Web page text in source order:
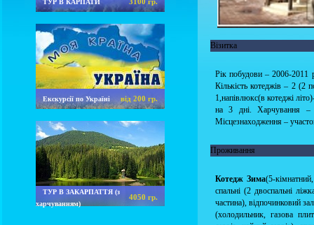
ТУР В КАРПАТИ
Екскурсії по Україні від 200 гр.
ТУР В ЗАКАРПАТТЯ (з
харчуванням)
4050 гр.
Візитка
Рік побудови – 2006-2011
Кількість котеджів – 2 (2
1,напівлюкс(в котеджі
на 3 дні. Харчування –
Місцезнаходження –
Проживання
Котедж Зима(5-
спальні (2 двоспальні
частина), відпочинковий
(холодильник, газова